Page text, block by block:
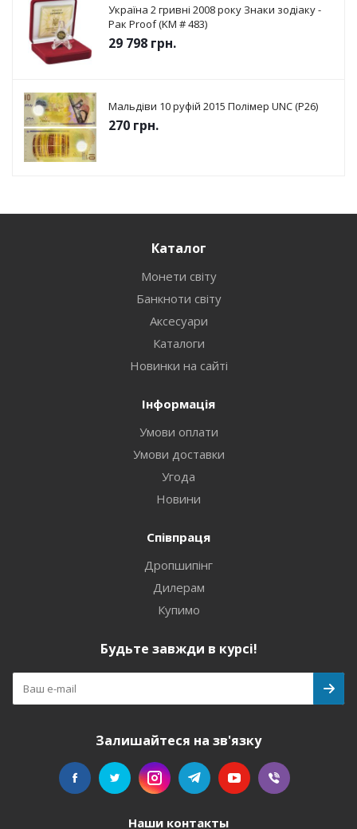
Україна 2 гривні 2008 року Знаки зодіаку -
Рак Proof (KM # 483)
29 798 грн.
Мальдіви 10 руфій 2015 Полімер UNC (P26)
270 грн.
Каталог
Монети світу
Банкноти світу
Аксесуари
Каталоги
Новинки на сайті
Інформація
Умови оплати
Умови доставки
Угода
Новини
Співпраця
Дропшипінг
Дилерам
Купимо
Будьте завжди в курсі!
Залишайтеся на зв'язку
Наши контакты